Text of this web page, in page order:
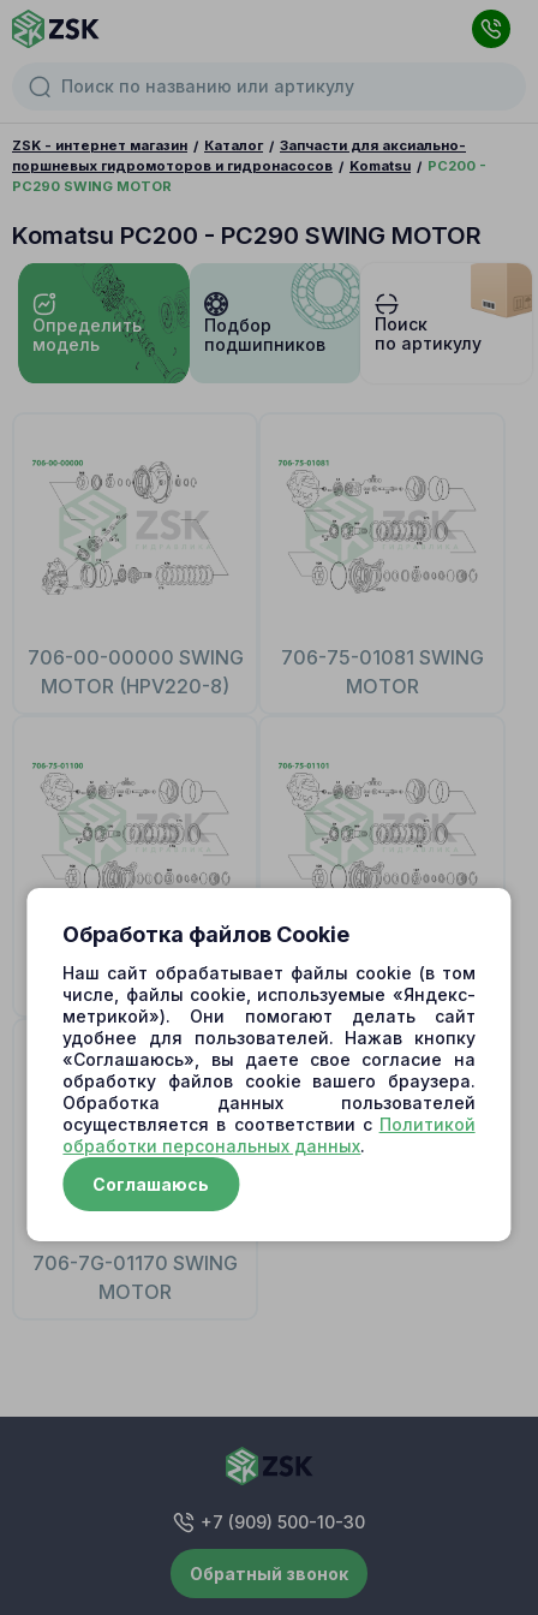
ZSK - интернет магазин Каталог
Запчасти для аксиально-
поршневых гидромоторов и гидронасосов
Komatsu
PC200 -
PC290 SWING MOTOR
Komatsu PC200 - PC290 SWING MOTOR
706-00-00000 SWING
MOTOR (HPV220-8)
706-75-01081 SWING
MOTOR
MOTOR
MOTOR PC200-6
706-7G-01170 SWING
MOTOR
Определить
модель
Подбор
подшипников
Поиск
по артикулу
+7 (909) 500-10-30
Обратный звонок
Обработка файлов Cookie
Наш сайт обрабатывает файлы cookie (в том
числе, файлы cookie, используемые «Яндекс-
метрикой»). Они помогают делать сайт
удобнее для пользователей. Нажав кнопку
«Соглашаюсь», вы даете свое согласие на
обработку файлов cookie вашего браузера.
Обработка данных пользователей
осуществляется в соответствии с Политикой
обработки персональных данных.
Соглашаюсь